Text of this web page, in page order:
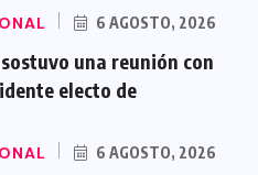
6 AGOSTO, 2026
una reunión con
electo de
6 AGOSTO, 2026